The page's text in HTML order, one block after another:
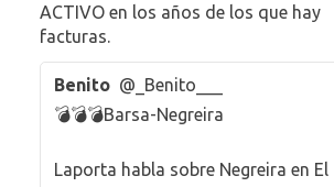
ACTIVO en los años de los que hay
facturas.
Benito @_Benito___
💣💣💣Barsa-Negreira
Laporta habla sobre Negreira en El